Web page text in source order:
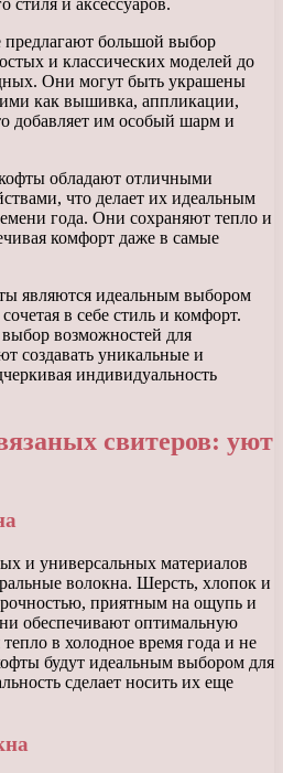
стиля и аксессуаров.
большой выбор
и классических моделей до
Они могут быть украшены
как вышивка, аппликации,
добавляет им особый шарм и
обладают отличными
что делает их идеальным
года. Они сохраняют тепло и
комфорт даже в самые
являются идеальным выбором
в себе стиль и комфорт.
возможностей для
создавать уникальные и
индивидуальность
свитеров: уют
и универсальных материалов
волокна. Шерсть, хлопок и
приятным на ощупь и
обеспечивают оптимальную
в холодное время года и не
будут идеальным выбором для
сделает носить их еще